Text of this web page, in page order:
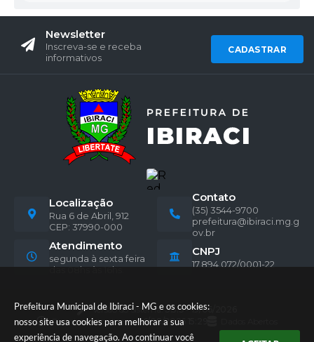
Prefeitura Municipal de Ibiraci - MG e os cookies:
nosso site usa cookies para melhorar a sua
experiência de navegação. Ao continuar você
Newsletter
Inscreva-se e receba
informativos
CADASTRAR
Localização
Rua 6 de Abril, 912
CEP: 37990-000
Contato
(35) 3544-9700
prefeitura@ibiraci.mg.g
ov.br
Atendimento
segunda à sexta feira
das 08hs às 16hs.
CNPJ
17.894.072/0001-22
Versão do Sistema: 3.5.3 - 19/06/2026
Portal atualizado em:06/08/2026 15:29